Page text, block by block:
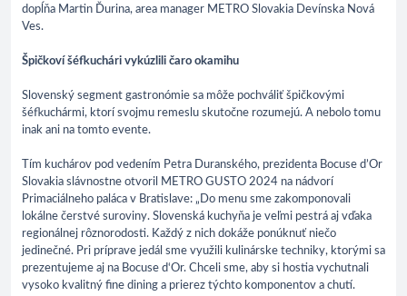
dopĺňa Martin Ďurina, area manager METRO Slovakia Devínska Nová
Ves.
Špičkoví šéfkuchári vykúzlili čaro okamihu
Slovenský segment gastronómie sa môže pochváliť špičkovými
šéfkuchármi, ktorí svojmu remeslu skutočne rozumejú. A nebolo tomu
inak ani na tomto evente.
Tím kuchárov pod vedením Petra Duranského, prezidenta Bocuse d’Or
Slovakia slávnostne otvoril METRO GUSTO 2024 na nádvorí
Primaciálneho paláca v Bratislave: „Do menu sme zakomponovali
lokálne čerstvé suroviny. Slovenská kuchyňa je veľmi pestrá aj vďaka
regionálnej rôznorodosti. Každý z nich dokáže ponúknuť niečo
jedinečné. Pri príprave jedál sme využili kulinárske techniky, ktorými sa
prezentujeme aj na Bocuse d‘Or. Chceli sme, aby si hostia vychutnali
vysoko kvalitný fine dining a prierez týchto komponentov a chutí.